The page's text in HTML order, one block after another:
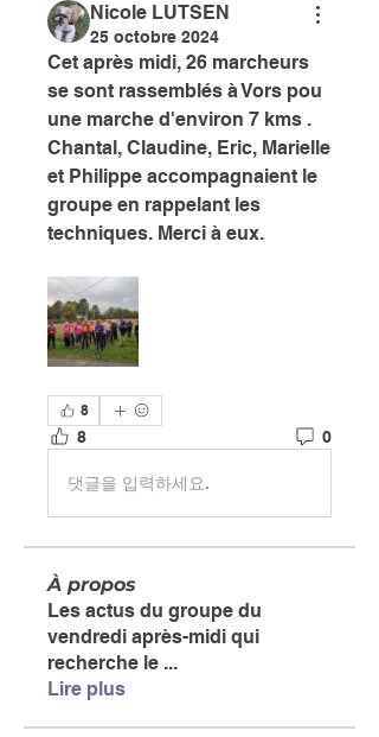
Nicole LUTSEN
25 octobre 2024
Cet après midi, 26 marcheurs
se sont rassemblés à Vors pou
une marche d'environ 7 kms .
Chantal, Claudine, Eric, Marielle
et Philippe accompagnaient le
groupe en rappelant les
techniques. Merci à eux.
8
8 0
댓글을 입력하세요.
À propos
Les actus du groupe du
vendredi après-midi qui
recherche le ...
Lire plus